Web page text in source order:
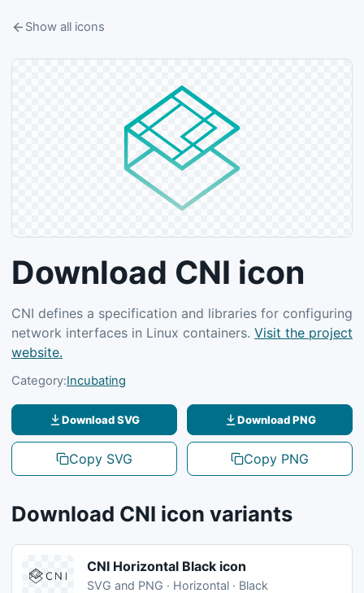
Show all icons
Download CNI icon
CNI defines a specification and libraries for configuring
network interfaces in Linux containers. Visit the project
website.
Category:Incubating
Download SVG
Copy SVG
Download PNG
Copy PNG
Download CNI icon variants
CNI Horizontal Black icon
SVG and PNG · Horizontal · Black